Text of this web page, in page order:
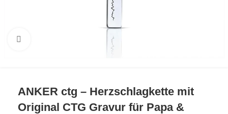
ANKER ctg – Herzschlagkette mit
Original CTG Gravur für Papa &